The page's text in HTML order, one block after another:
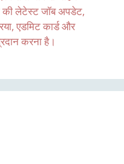
की लेटेस्ट जॉब अपडेट,
एडमिट कार्ड और
करना है।